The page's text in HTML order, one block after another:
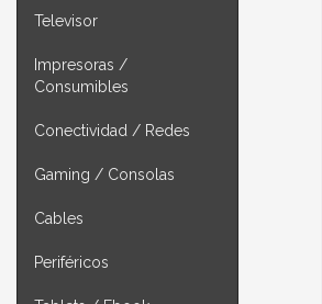
Televisor
Impresoras /
Consumibles
Conectividad / Redes
Gaming / Consolas
Cables
Periféricos